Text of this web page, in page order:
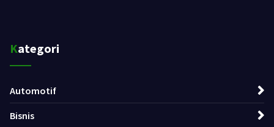
Kategori
Automotif
Bisnis